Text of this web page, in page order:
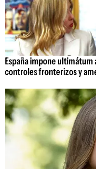
España impone
controles fronterizos y